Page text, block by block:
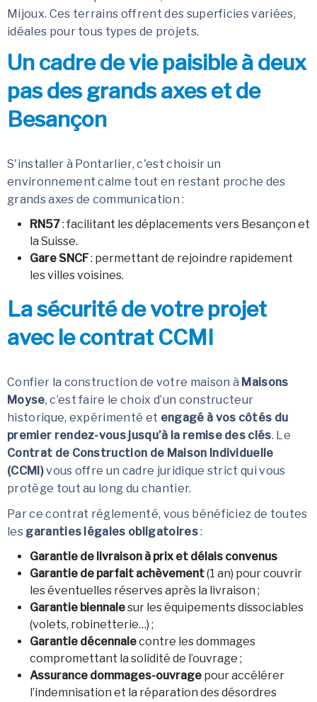
Mijoux. Ces terrains offrent des superficies variées,
idéales pour tous types de projets.
Un cadre de vie paisible à deux
pas des grands axes et de
Besançon
S'installer à Pontarlier, c'est choisir un
environnement calme tout en restant proche des
grands axes de communication :
RN57: facilitant les déplacements vers Besançon et
la Suisse.
Gare SNCF: permettant de rejoindre rapidement
les villes voisines.
La sécurité de votre projet
avec le contrat CCMI
Confier la construction de votre maison à Maisons
Moyse, c’est faire le choix d’un constructeur
historique, expérimenté et engagé à vos côtés du
premier rendez-vous jusqu’à la remise des clés. Le
Contrat de Construction de Maison Individuelle
(CCMI)vous offre un cadre juridique strict qui vous
protège tout au long du chantier.
Par ce contrat réglementé, vous bénéficiez de toutes
les garanties légales obligatoires:
Garantie de livraison à prix et délais convenus
Garantie de parfait achèvement(1 an) pour couvrir
les éventuelles réserves après la livraison ;
Garantie biennalesur les équipements dissociables
(volets, robinetterie…) ;
Garantie décennalecontre les dommages
compromettant la solidité de l’ouvrage ;
Assurance dommages-ouvrage pour accélérer
l’indemnisation et la réparation des désordres